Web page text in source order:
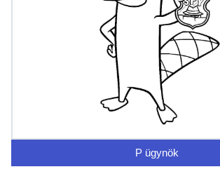
P ügynök